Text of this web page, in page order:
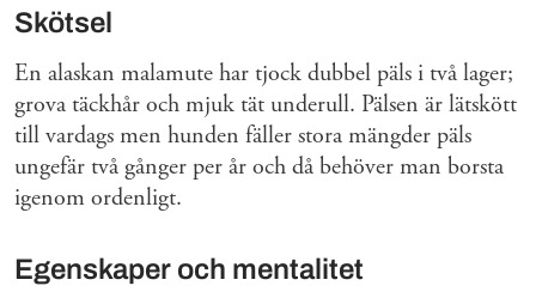
Skötsel
En alaskan malamute har tjock dubbel päls i två lager;
grova täckhår och mjuk tät underull. Pälsen är lätskött
till vardags men hunden fäller stora mängder päls
ungefär två gånger per år och då behöver man borsta
igenom ordenligt.
Egenskaper och mentalitet